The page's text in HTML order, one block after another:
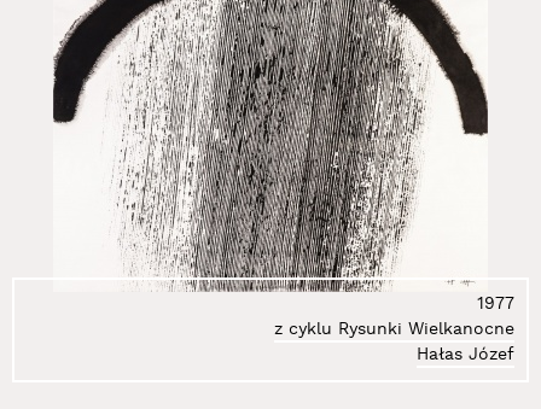
1977
z cyklu Rysunki Wielkanocne
Hałas Józef